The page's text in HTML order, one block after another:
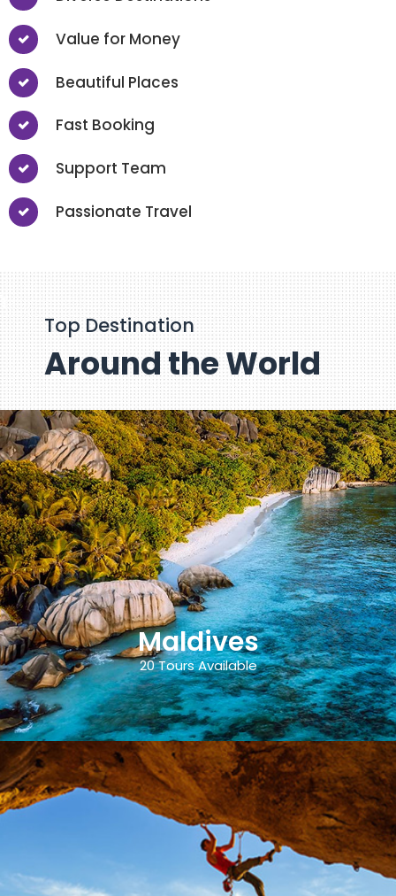
Value for Money
Beautiful Places
Fast Booking
Support Team
Passionate Travel
Top Destination
Around the World
Maldives
20 Tours Available